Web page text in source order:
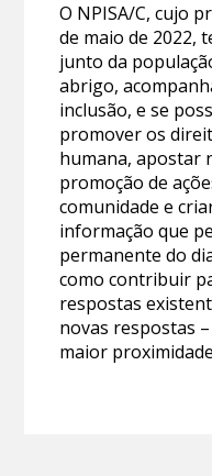
O NPISA/C, cujo
de maio de 2022,
junto da
abrigo,
inclusão, e se
promover os
humana, apostar
promoção de
comunidade e
informação que
permanente do
como contribuir
respostas
novas respostas
maior